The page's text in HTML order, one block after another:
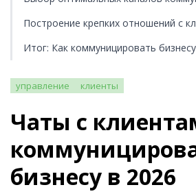
Построение крепких отношений с
Итог: Как коммуницировать
управление клиенты
Чаты с
бизнесу в 2026